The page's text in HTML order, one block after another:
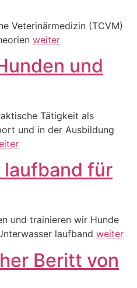
Veterinärmedizin (TCVM)
weiter
und
Tätigkeit als
und in der Ausbildung
für
und trainieren wir Hunde
laufband weiter
Beritt von